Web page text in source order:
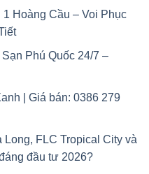
Hoàng Cầu – Voi Phục
Phú Quốc 24/7 –
| Giá bán: 0386 279
FLC Tropical City và
đầu tư 2026?